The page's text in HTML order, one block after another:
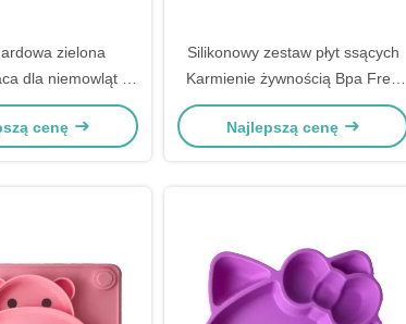
zielona
dla niemowląt w
silikonu BPA dla
cenę
Silikonowy zestaw płyt ssących
Karmienie żywnością Bpa Free
dla niemowląt i małych dzieci
Najlepszą cenę